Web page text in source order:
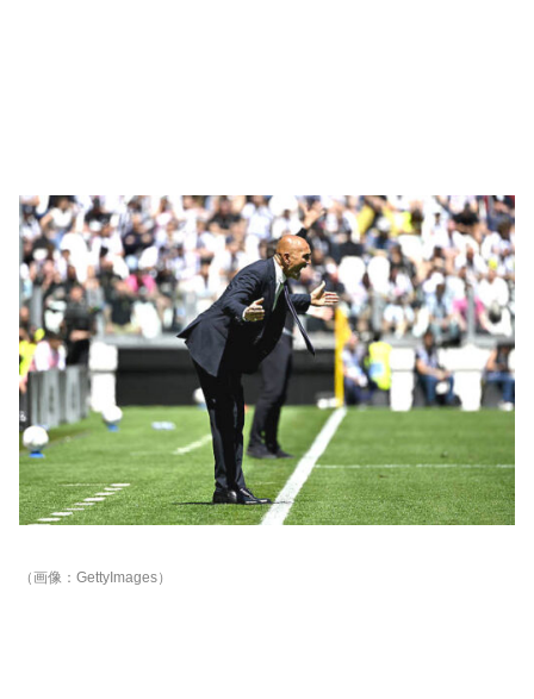
（画像：GettyImages）